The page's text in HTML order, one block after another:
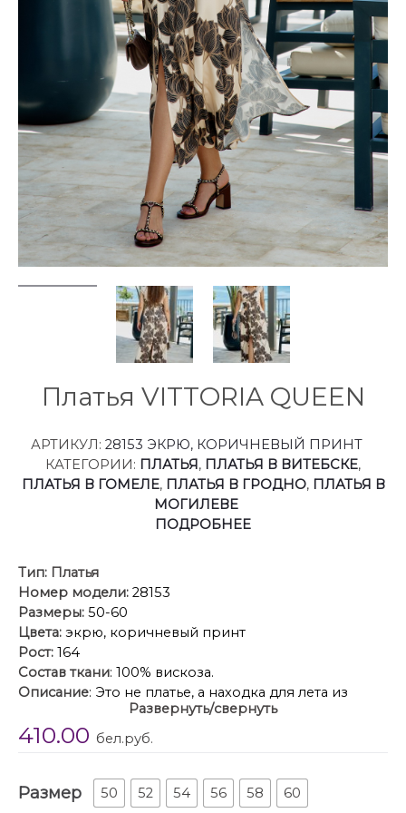
Платья VITTORIA QUEEN
АРТИКУЛ: 28153 ЭКРЮ, КОРИЧНЕВЫЙ ПРИНТ
КАТЕГОРИИ: ПЛАТЬЯ , ПЛАТЬЯ В ВИТЕБСКЕ,
ПЛАТЬЯ В ГОМЕЛЕ, ПЛАТЬЯ В ГРОДНО, ПЛАТЬЯ В
МОГИЛЕВЕ
ПОДРОБНЕЕ
Тип: Платья
Номер модели: 28153
Размеры: 50-60
Цвета: экрю, коричневый принт
Рост: 164
Состав ткани: 100% вискоза.
Описание: Это не платье, а находка для лета из
легкой, приятной к телу ткани. Этот летний наряд
идеально уместен как на вечерней прогулке по
ощущение комфорта, но и уверенность в
Развернуть/свернуть
410.00 бел.руб.
Размер 50 52 54 56 58 60